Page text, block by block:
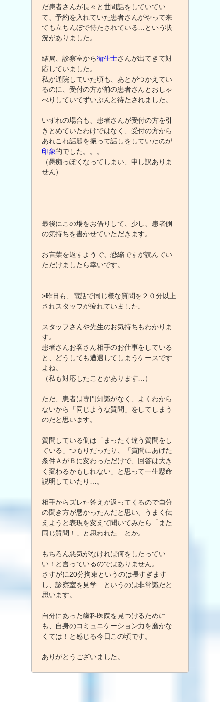
だ患者さんが長々と世間話をしていてい
て、予約を入れていた患者さんがやって来
ても立ちんぼで待たされている…という状
況がありました。
結局、診察室から衛生士さんが出てきて対
応していました。
私が通院していた頃も、あとがつかえてい
るのに、受付の方が前の患者さんとおしゃ
べりしていてずいぶんと待たされました。
いずれの場合も、患者さんが受付の方を引
きとめていたわけではなく、受付の方から
あれこれ話題を振って話しをしていたのが
印象的でした。。。
（愚痴っぽくなってしまい、申し訳ありま
せん）
最後にこの場をお借りして、少し、患者側
の気持ちを書かせていただきます。
お言葉を返すようで、恐縮ですが読んでい
ただけましたら幸いです。
>昨日も、電話で同じ様な質問を２０分以上
されスタッフが疲れていました。
スタッフさんや先生のお気持ちもわかりま
す。
患者さんお客さん相手のお仕事をしている
と、どうしても遭遇してしまうケースです
よね。
（私も対応したことがあります…）
ただ、患者は専門知識がなく、よくわから
ないから「同じような質問」をしてしまう
のだと思います。
質問している側は「まったく違う質問をし
ている」つもりだったり、「質問にあげた
条件ＡがＢに変わっただけで、回答は大き
く変わるかもしれない」と思って一生懸命
説明していたり…。
相手からズレた答えが返ってくるので自分
の聞き方が悪かったんだと思い、うまく伝
えようと表現を変えて聞いてみたら「また
同じ質問！」と思われた…とか。
もちろん悪気がなければ何をしたってい
い！と言っているのではありません。
さすがに20分拘束というのは長すぎます
し、診察室を見学…というのは非常識だと
思います。
自分にあった歯科医院を見つけるために
も、自身のコミュニケーション力を磨かな
くては！と感じる今日この頃です。
ありがとうございました。